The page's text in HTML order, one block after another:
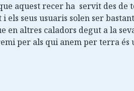
aquest recer ha servit des de
seus usuaris solen ser
en altres caladors degut a la
per als qui anem per terra és